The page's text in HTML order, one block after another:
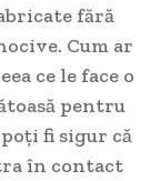
fără
Cum ar
ce le face o
pentru
fi sigur că
în contact